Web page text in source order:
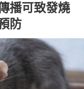
播可致發燒
防